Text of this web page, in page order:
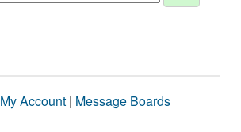
My Account | Message Boards